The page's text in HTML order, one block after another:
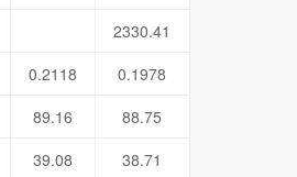
2330.41
0.2118
0.1978
89.16
88.75
39.08
38.71